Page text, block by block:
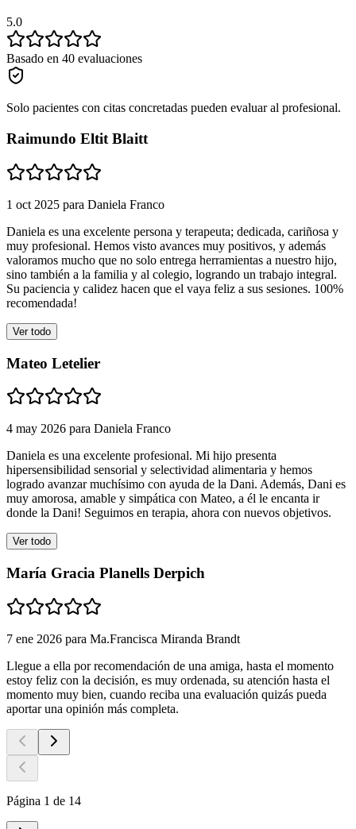
5.0
Basado en 40 evaluaciones
Solo pacientes con citas concretadas pueden evaluar al profesional.
Raimundo Eltit Blaitt
1 oct 2025 para Daniela Franco
Daniela es una excelente persona y terapeuta; dedicada, cariñosa y
muy profesional. Hemos visto avances muy positivos, y además
valoramos mucho que no solo entrega herramientas a nuestro hijo,
sino también a la familia y al colegio, logrando un trabajo integral.
Su paciencia y calidez hacen que el vaya feliz a sus sesiones. 100%
recomendada!
Ver todo
Mateo Letelier
4 may 2026 para Daniela Franco
Daniela es una excelente profesional. Mi hijo presenta
hipersensibilidad sensorial y selectividad alimentaria y hemos
logrado avanzar muchísimo con ayuda de la Dani. Además, Dani es
muy amorosa, amable y simpática con Mateo, a él le encanta ir
donde la Dani! Seguimos en terapia, ahora con nuevos objetivos.
Ver todo
María Gracia Planells Derpich
7 ene 2026 para Ma.Francisca Miranda Brandt
Llegue a ella por recomendación de una amiga, hasta el momento
estoy feliz con la decisión, es muy ordenada, su atención hasta el
momento muy bien, cuando reciba una evaluación quizás pueda
aportar una opinión más completa.
Página 1 de 14